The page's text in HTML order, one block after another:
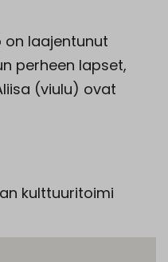
on laajentunut
perheen lapset,
(viulu) ovat
kulttuuritoimi